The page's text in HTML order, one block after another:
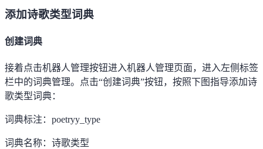
添加诗歌类型词典
创建词典
接着点击机器人管理按钮进入机器人管理页面，进入左侧标签
栏中的词典管理。点击“创建词典”按钮，按照下图指导添加诗
歌类型词典：
词典标注： poetryy_type
词典名称：诗歌类型